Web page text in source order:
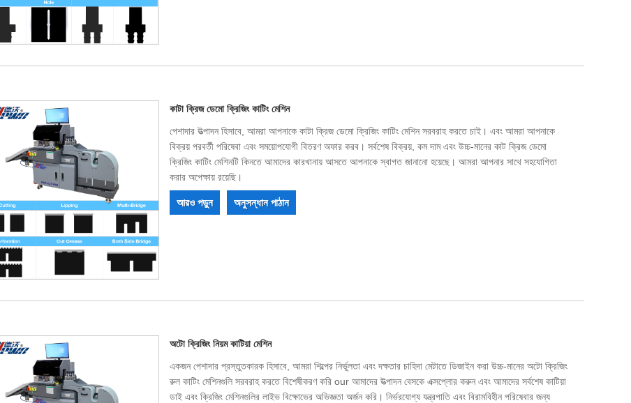
কাটা ক্রিজ ডেমো ক্রিজিং কাটিং মেশিন
পেশাদার উত্পাদন হিসাবে, আমরা আপনাকে কাটা ক্রিজ ডেমো ক্রিজিং কাটিং মেশিন সরবরাহ করতে চাই। এবং আমরা আপনাকে
বিক্রয় পরবর্তী পরিষেবা এবং সময়োপযোগী বিতরণ অফার করব। সর্বশেষ বিক্রয়, কম দাম এবং উচ্চ-মানের কাট ক্রিজ ডেমো
ক্রিজিং কাটিং মেশিনটি কিনতে আমাদের কারখানায় আসতে আপনাকে স্বাগত জানানো হয়েছে। আমরা আপনার সাথে সহযোগিতা
করার অপেক্ষায় রয়েছি।
আরও পড়ুন অনুসন্ধান পাঠান
অটো ক্রিজিং নিয়ম কাটিয়া মেশিন
একজন পেশাদার প্রস্তুতকারক হিসাবে, আমরা শিল্পের নির্ভুলতা এবং দক্ষতার চাহিদা মেটাতে ডিজাইন করা উচ্চ-মানের অটো ক্রিজিং
রুল কাটিং মেশিনগুলি সরবরাহ করতে বিশেষীকরণ করি our আমাদের উত্পাদন বেসকে এক্সপ্লোর করুন এবং আমাদের সর্বশেষ কাটিয়া
ডাই এবং ক্রিজিং মেশিনগুলির লাইভ বিক্ষোভের অভিজ্ঞতা অর্জন করি। নির্ভরযোগ্য যন্ত্রপাতি এবং বিরামবিহীন পরিষেবার জন্য